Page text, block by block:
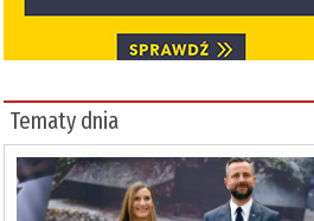
Tematy dnia